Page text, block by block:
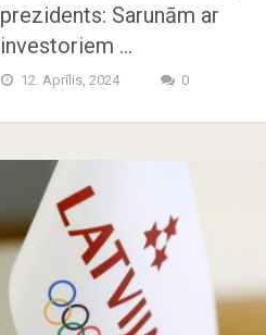
prezidents: Sarunām ar
investoriem …
12. Aprīlis, 2024 0